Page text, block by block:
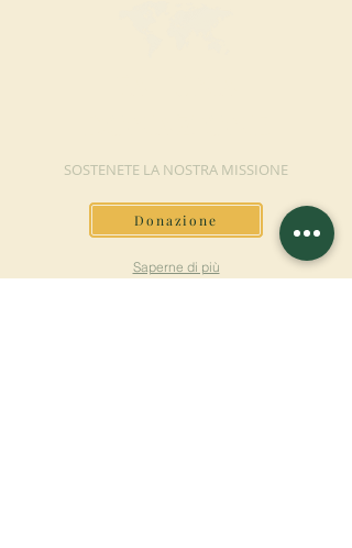
SOSTENETE LA NOSTRA MISSIONE
Donazione
Saperne di più